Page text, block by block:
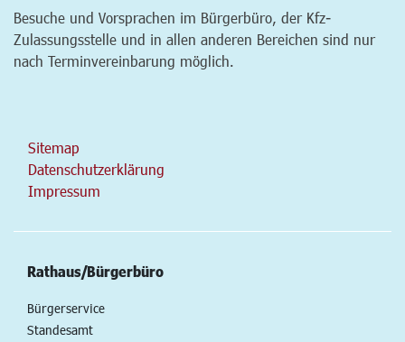
Besuche und Vorsprachen im Bürgerbüro, der Kfz-
Zulassungsstelle und in allen anderen Bereichen sind nur
nach Terminvereinbarung möglich.
Sitemap
Datenschutzerklärung
Impressum
Rathaus/Bürgerbüro
Bürgerservice
Standesamt